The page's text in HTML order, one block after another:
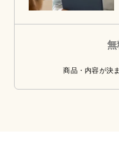
無
商品・内容が決